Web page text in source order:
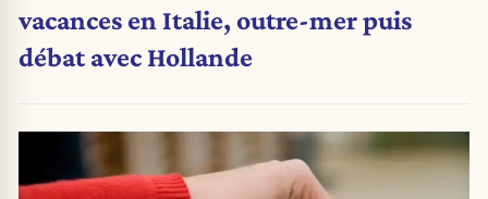
vacances en Italie, outre-mer puis
débat avec Hollande